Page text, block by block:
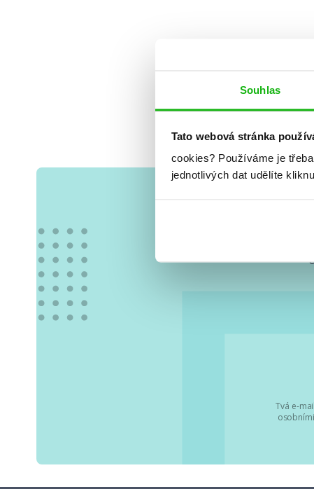
Souhlas
Tato webová stránka
cookies? Používáme je
jednotlivých dat udělíte
Tvá e-